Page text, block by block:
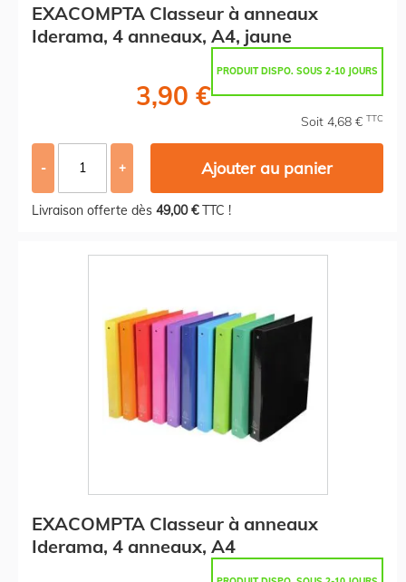
EXACOMPTA Classeur à anneaux
Iderama, 4 anneaux, A4, jaune
PRODUIT DISPO. SOUS 2-10 JOURS
3,90 €
Soit 4,68 € TTC
- + Ajouter au panier
Livraison offerte dès 49,00 €TTC !
EXACOMPTA Classeur à anneaux
Iderama, 4 anneaux, A4